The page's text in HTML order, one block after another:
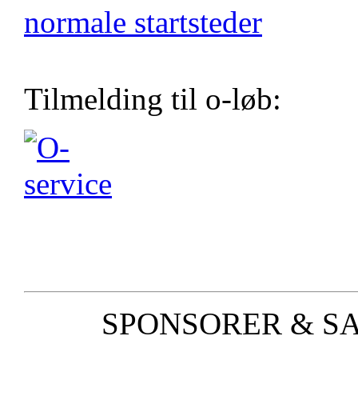
normale startsteder
Tilmelding til o-løb:
SPONSORER &